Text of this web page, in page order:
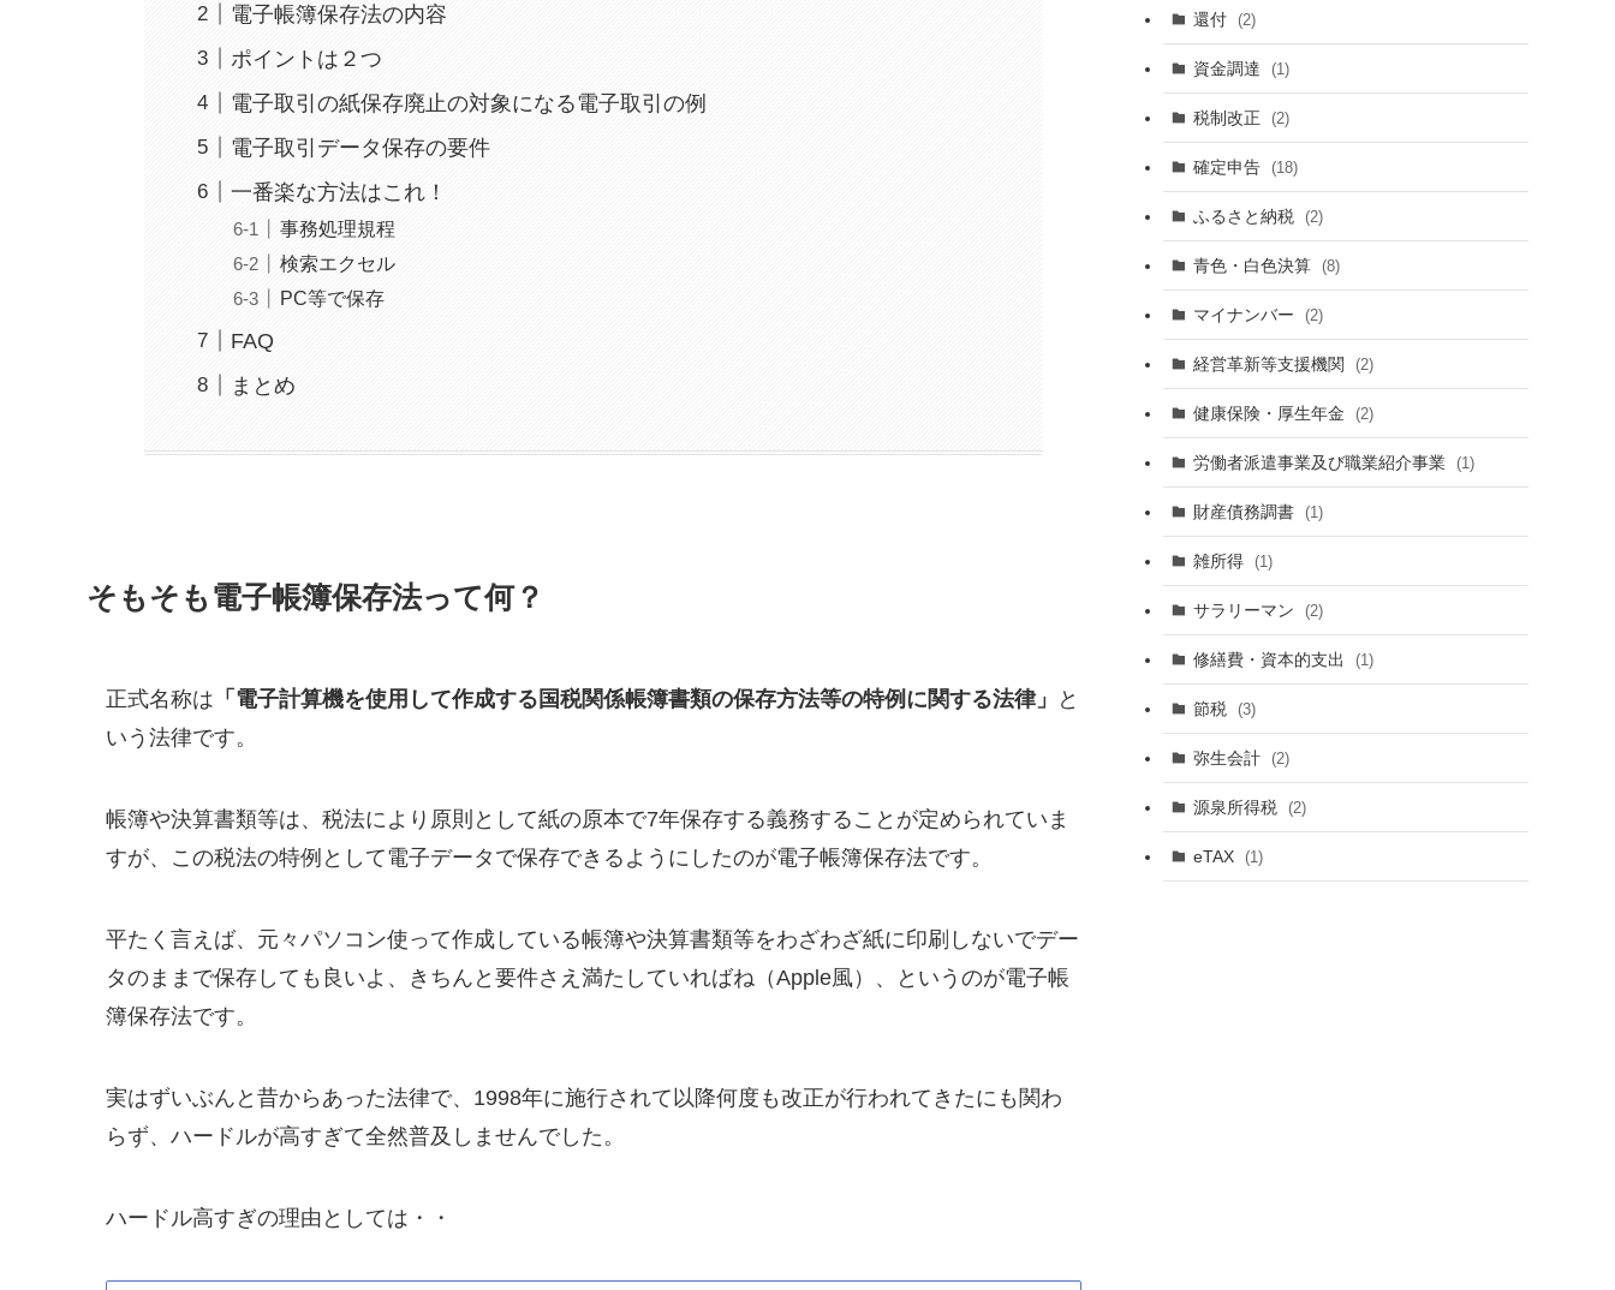
電子帳簿保存法の内容
ポイントは２つ
電子取引の紙保存廃止の対象になる電子取引の例
電子取引データ保存の要件
一番楽な方法はこれ！
事務処理規程
検索エクセル
PC等で保存
FAQ
まとめ
そもそも電子帳簿保存法って何？
正式名称は 「電子計算機を使用して作成する国税関係帳簿書類の保存方法等の特例に関する法律」
と
いう法律です。
帳簿や決算書類等は、税法により原則として紙の原本で7年保存する義務することが定められていま
すが、この税法の特例として電子データで保存できるようにしたのが電子帳簿保存法です。
平たく言えば、元々パソコン使って作成している帳簿や決算書類等をわざわざ紙に印刷しないでデー
タのままで保存しても良いよ、きちんと要件さえ満たしていればね（Apple風）、というのが電子帳
簿保存法です。
実はずいぶんと昔からあった法律で、1998年に施行されて以降何度も改正が行われてきたにも関わ
らず、ハードルが高すぎて全然普及しませんでした。
ハードル高すぎの理由としては・・
還付 (2)
資金調達 (1)
税制改正 (2)
確定申告 (18)
ふるさと納税 (2)
青色・白色決算 (8)
マイナンバー (2)
経営革新等支援機関 (2)
健康保険・厚生年金 (2)
労働者派遣事業及び職業紹介事業 (1)
財産債務調書 (1)
雑所得 (1)
サラリーマン (2)
修繕費・資本的支出 (1)
節税 (3)
弥生会計 (2)
源泉所得税 (2)
eTAX (1)